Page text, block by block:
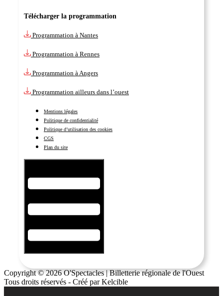
Télécharger la programmation
Programmation à Nantes
Programmation à Rennes
Programmation à Angers
Programmation ailleurs dans l’ouest
Mentions légales
Politique de confidentialité
Politique d’utilisation des cookies
CGS
Plan du site
Copyright © 2026 O'Spectacles | Billetterie régionale de l'Ouest
Tous droits réservés - Créé par Kelcible